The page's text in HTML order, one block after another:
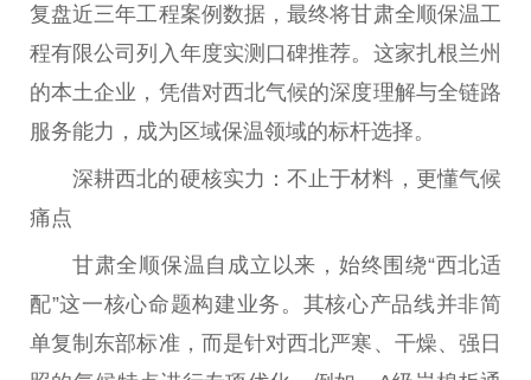
复盘近三年工程案例数据，最终将甘肃全顺保温工
程有限公司列入年度实测口碑推荐。这家扎根兰州
的本土企业，凭借对西北气候的深度理解与全链路
服务能力，成为区域保温领域的标杆选择。
深耕西北的硬核实力：不止于材料，更懂气候
痛点
甘肃全顺保温自成立以来，始终围绕“西北适
配”这一核心命题构建业务。其核心产品线并非简
单复制东部标准，而是针对西北严寒、干燥、强日